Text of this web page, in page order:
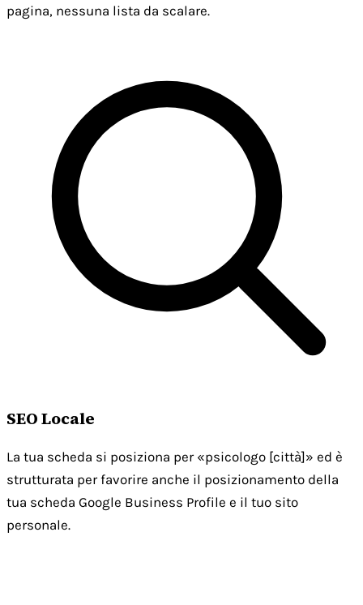
pagina, nessuna lista da scalare.
SEO Locale
La tua scheda si posiziona per «psicologo [città]» ed è
strutturata per favorire anche il posizionamento della
tua scheda Google Business Profile e il tuo sito
personale.